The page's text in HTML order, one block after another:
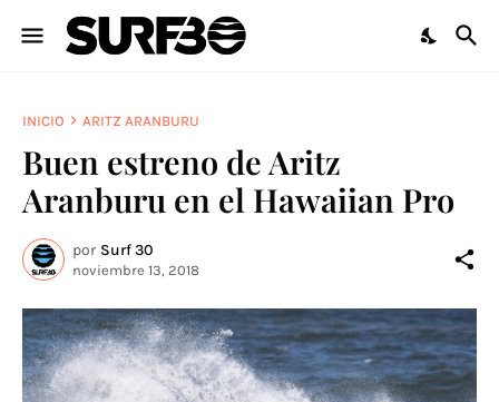
INICIO ARITZ ARANBURU
Buen estreno de Aritz
Aranburu en el Hawaiian Pro
por Surf 30
noviembre 13, 2018